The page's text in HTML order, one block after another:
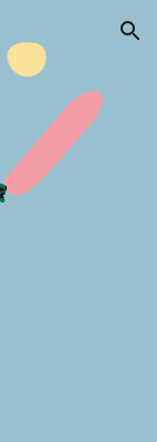
Skip to navigation